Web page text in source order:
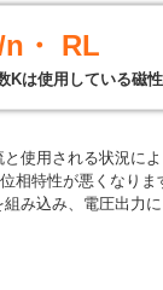
・ RL
Kは使用している磁
使用される状況に
相特性が悪くなり
み込み、電圧出力